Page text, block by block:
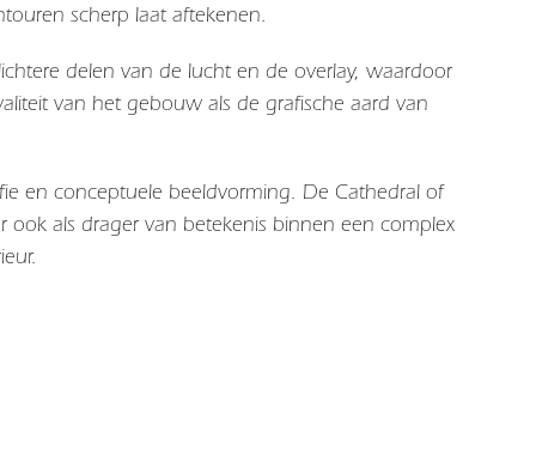
scherp laat aftekenen.
delen van de lucht en de overlay, waardoor
van het gebouw als de grafische aard van
en conceptuele beeldvorming. DeCathedral of
ook als drager van betekenis binnen een complex